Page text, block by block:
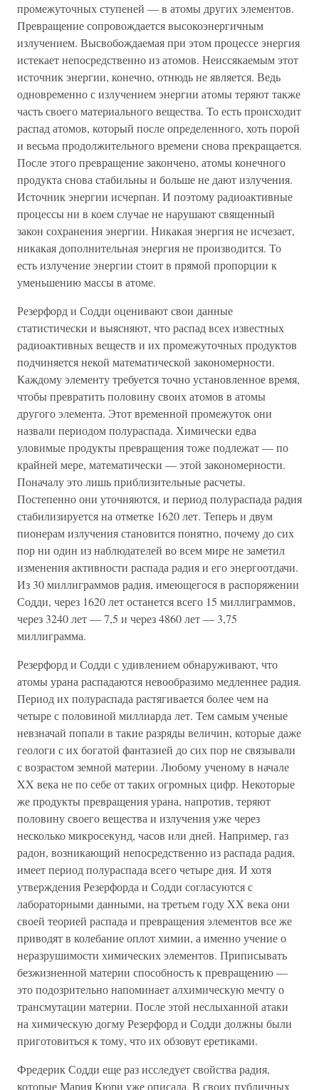
промежуточных ступеней — в атомы других элементов.
Превращение сопровождается высокоэнергичным
излучением. Высвобождаемая при этом процессе энергия
истекает непосредственно из атомов. Неиссякаемым этот
источник энергии, конечно, отнюдь не является. Ведь
одновременно с излучением энергии атомы теряют также
часть своего материального вещества. То есть происходит
распад атомов, который после определенного, хоть порой
и весьма продолжительного времени снова прекращается.
После этого превращение закончено, атомы конечного
продукта снова стабильны и больше не дают излучения.
Источник энергии исчерпан. И поэтому радиоактивные
процессы ни в коем случае не нарушают священный
закон сохранения энергии. Никакая энергия не исчезает,
никакая дополнительная энергия не производится. То
есть излучение энергии стоит в прямой пропорции к
уменьшению массы в атоме.
Резерфорд и Содди оценивают свои данные
статистически и выясняют, что распад всех известных
радиоактивных веществ и их промежуточных продуктов
подчиняется некой математической закономерности.
Каждому элементу требуется точно установленное время,
чтобы превратить половину своих атомов в атомы
другого элемента. Этот временной промежуток они
назвали периодом полураспада. Химически едва
уловимые продукты превращения тоже подлежат — по
крайней мере, математически — этой закономерности.
Поначалу это лишь приблизительные расчеты.
Постепенно они уточняются, и период полураспада радия
стабилизируется на отметке 1620 лет. Теперь и двум
пионерам излучения становится понятно, почему до сих
пор ни один из наблюдателей во всем мире не заметил
изменения активности распада радия и его энергоотдачи.
Из 30 миллиграммов радия, имеющегося в распоряжении
Содди, через 1620 лет останется всего 15 миллиграммов,
через 3240 лет — 7,5 и через 4860 лет — 3,75
миллиграмма.
Резерфорд и Содди с удивлением обнаруживают, что
атомы урана распадаются невообразимо медленнее радия.
Период их полураспада растягивается более чем на
четыре с половиной миллиарда лет. Тем самым ученые
невзначай попали в такие разряды величин, которые даже
геологи с их богатой фантазией до сих пор не связывали
с возрастом земной материи. Любому ученому в начале
XX века не по себе от таких огромных цифр. Некоторые
же продукты превращения урана, напротив, теряют
половину своего вещества и излучения уже через
несколько микросекунд, часов или дней. Например, газ
радон, возникающий непосредственно из распада радия,
имеет период полураспада всего четыре дня. И хотя
утверждения Резерфорда и Содди согласуются с
лабораторными данными, на третьем году XX века они
своей теорией распада и превращения элементов все же
приводят в колебание оплот химии, а именно учение о
неразрушимости химических элементов. Приписывать
безжизненной материи способность к превращению —
это подозрительно напоминает алхимическую мечту о
трансмутации материи. После этой неслыханной атаки
на химическую догму Резерфорд и Содди должны были
приготовиться к тому, что их обзовут еретиками.
Фредерик Содди еще раз исследует свойства радия,
которые Мария Кюри уже описала. В своих публичных